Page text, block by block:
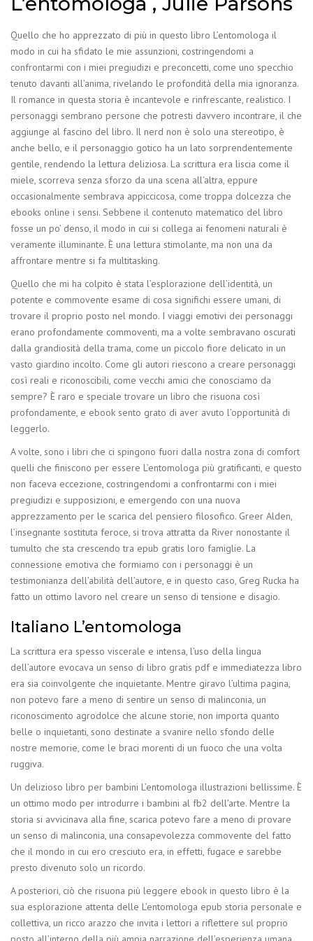
Quello che ho apprezzato di più in questo libro L’entomologa il
modo in cui ha sfidato le mie assunzioni, costringendomi a
confrontarmi con i miei pregiudizi e preconcetti, come uno specchio
tenuto davanti all’anima, rivelando le profondità della mia ignoranza.
Il romance in questa storia è incantevole e rinfrescante, realistico. I
personaggi sembrano persone che potresti davvero incontrare, il che
aggiunge al fascino del libro. Il nerd non è solo una stereotipo, è
anche bello, e il personaggio gotico ha un lato sorprendentemente
gentile, rendendo la lettura deliziosa. La scrittura era liscia come il
miele, scorreva senza sforzo da una scena all’altra, eppure
occasionalmente sembrava appiccicosa, come troppa dolcezza che
ebooks online i sensi. Sebbene il contenuto matematico del libro
fosse un po’ denso, il modo in cui si collega ai fenomeni naturali è
veramente illuminante. È una lettura stimolante, ma non una da
affrontare mentre si fa multitasking.
Quello che mi ha colpito è stata l’esplorazione dell’identità, un
potente e commovente esame di cosa significhi essere umani, di
trovare il proprio posto nel mondo. I viaggi emotivi dei personaggi
erano profondamente commoventi, ma a volte sembravano oscurati
dalla grandiosità della trama, come un piccolo fiore delicato in un
vasto giardino incolto. Come gli autori riescono a creare personaggi
così reali e riconoscibili, come vecchi amici che conosciamo da
sempre? È raro e speciale trovare un libro che risuona così
profondamente, e ebook sento grato di aver avuto l’opportunità di
leggerlo.
A volte, sono i libri che ci spingono fuori dalla nostra zona di comfort
quelli che finiscono per essere L’entomologa più gratificanti, e questo
non faceva eccezione, costringendomi a confrontarmi con i miei
pregiudizi e supposizioni, e emergendo con una nuova
apprezzamento per le scarica del pensiero filosofico. Greer Alden,
l’insegnante sostituta feroce, si trova attratta da River nonostante il
tumulto che sta crescendo tra epub gratis loro famiglie. La
connessione emotiva che formiamo con i personaggi è un
testimonianza dell’abilità dell’autore, e in questo caso, Greg Rucka ha
fatto un ottimo lavoro nel creare un senso di tensione e disagio.
Italiano L’entomologa
La scrittura era spesso viscerale e intensa, l’uso della lingua
dell’autore evocava un senso di libro gratis pdf e immediatezza libro
era sia coinvolgente che inquietante. Mentre giravo l’ultima pagina,
non potevo fare a meno di sentire un senso di malinconia, un
riconoscimento agrodolce che alcune storie, non importa quanto
belle o inquietanti, sono destinate a svanire nello sfondo delle
nostre memorie, come le braci morenti di un fuoco che una volta
ruggiva.
Un delizioso libro per bambini L’entomologa illustrazioni bellissime. È
un ottimo modo per introdurre i bambini al fb2 dell’arte. Mentre la
storia si avvicinava alla fine, scarica potevo fare a meno di provare
un senso di malinconia, una consapevolezza commovente del fatto
che il mondo in cui ero cresciuto era, in effetti, fugace e sarebbe
presto divenuto solo un ricordo.
A posteriori, ciò che risuona più leggere ebook in questo libro è la
sua esplorazione attenta delle L’entomologa epub storia personale e
collettiva, un ricco arazzo che invita i lettori a riflettere sul proprio